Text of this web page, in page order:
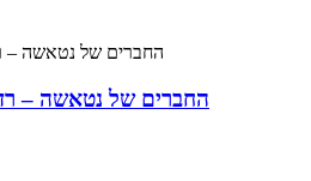
החברים של נטאשה – רדיו